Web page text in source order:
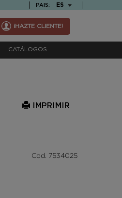
PAIS: TEXT.LANGUAGE
ES
¡HAZTE CLIENTE!
CATÁLOGOS
IMPRIMIR
Cod. 7534025